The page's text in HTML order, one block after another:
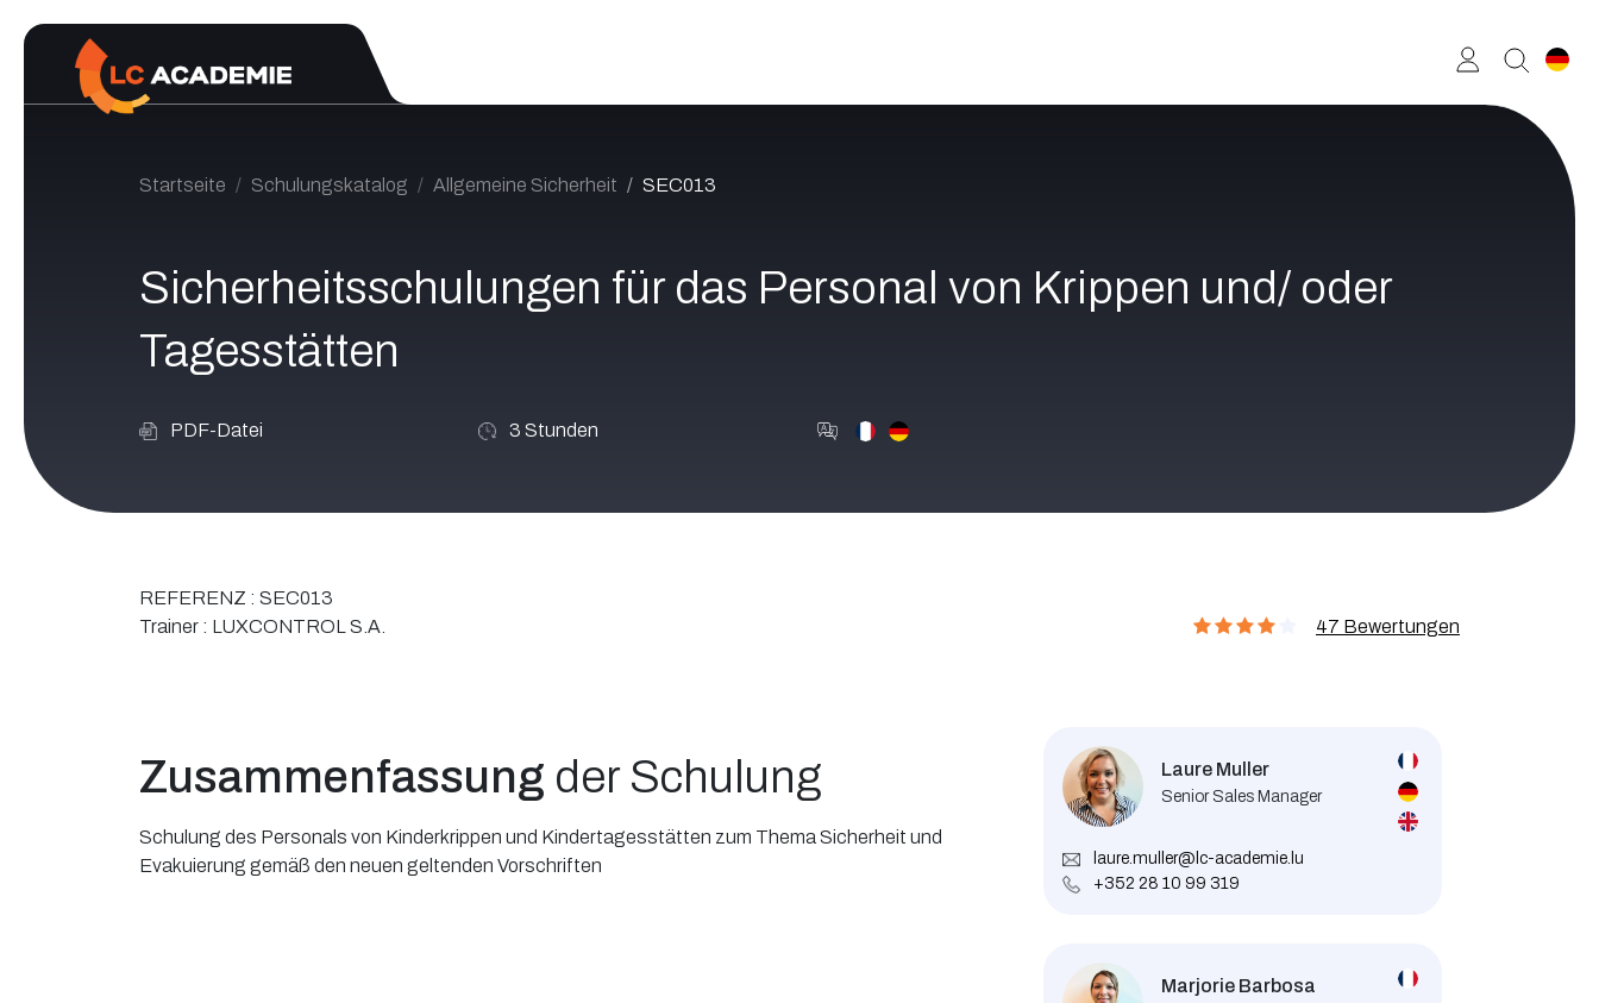
Startseite Schulungskatalog Allgemeine Sicherheit SEC013
Sicherheitsschulungen für das Personal von Krippen und/ oder
Tagesstätten
PDF-Datei 3 Stunden
REFERENZ : SEC013
Trainer : LUXCONTROL S.A. 47 Bewertungen
Zusammenfassung der Schulung
Schulung des Personals von Kinderkrippen und Kindertagesstätten zum Thema Sicherheit und
Evakuierung gemäß den neuen geltenden Vorschriften
Laure Muller
Senior Sales Manager
laure.muller@lc-academie.lu
+352 28 10 99 319
Marjorie Barbosa